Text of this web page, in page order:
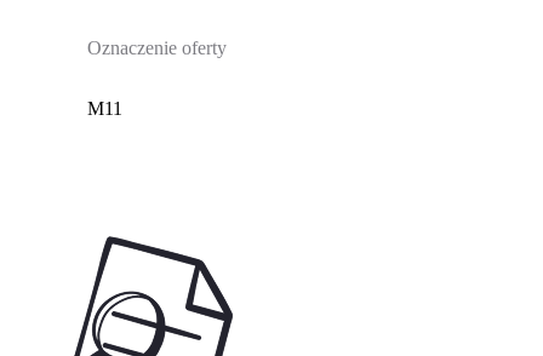
Oznaczenie oferty
M11